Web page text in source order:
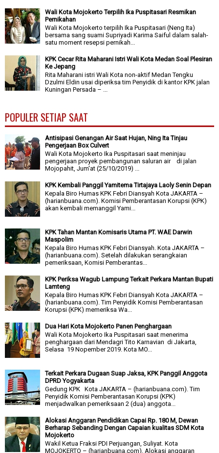
Wali Kota Mojokerto Terpilih Ika Puspitasari Resmikan
Pernikahan
Wali Kota Mojokerto terpilih Ika Puspitasari (Neng Ita)
bersama sang suami Supriyadi Karima Saiful dalam salah-
satu moment resepsi pernikah...
KPK Cecar Rita Maharani Istri Wali Kota Medan Soal Plesiran
Ke Jepang
Rita Maharani istri Wali Kota non-aktif Medan Tengku
Dzulmi Eldin usai diperiksa tim Penyidik di kantor KPK jalan
Kuningan Persada – ...
POPULER SETIAP SAAT
Antisipasi Genangan Air Saat Hujan, Ning Ita Tinjau
Pengerjaan Box Culvert
Wali Kota Mojokerto Ika Puspitasari saat meninjau
pengerjaan proyek pembangunan saluran air di jalan
Mojopahit, Jum'at (25/10/2019) ...
KPK Kembali Panggil Yamitema Tirtajaya Laoly Senin Depan
Kepala Biro Humas KPK Febri Diansyah Kota JAKARTA –
(harianbuana.com). Komisi Pemberantasan Korupsi (KPK)
akan kembali memanggil Yami...
KPK Tahan Mantan Komisaris Utama PT. WAE Darwin
Maspolim
Kepala Biro Humas KPK Febri Diansyah. Kota JAKARTA –
(harianbuana.com). Setelah dilakukan serangkaian
pemeriksaan, Komisi Pemberantas...
KPK Periksa Wagub Lampung Terkait Perkara Mantan Bupati
Lamteng
Kepala Biro Humas KPK Febri Diansyah Kota JAKARTA –
(harianbuana.com). Tim Penyidik Komisi Pemberantasan
Korupsi (KPK) memeriksa Wa...
Dua Hari Kota Mojokerto Panen Penghargaan
Wali Kota Mojokerto Ika Puspitasari saat menerima
penghargaan dari Mendagri Tito Karnavian di Jakarta,
Selasa 19 Nopember 2019. Kota MO...
Terkait Perkara Dugaan Suap Jaksa, KPK Panggil Anggota
DPRD Yogyakarta
Gedung KPK Kota JAKARTA – (harianbuana.com). Tim
Penyidik Komisi Pemberantasan Korupsi (KPK)
menjadwalkan pemeriksaan 2 (dua) anggota...
Alokasi Anggaran Pendidikan Capai Rp. 180 M, Dewan
Berharap Sebanding Dengan Capaian kualitas SDM Kota
Mojokerto
Wakil Ketua Fraksi PDI Perjuangan, Suliyat. Kota
MOJOKERTO – (harianbuana.com). Alokasi anggaran